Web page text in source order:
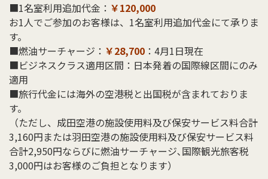
■1名室利用追加代金： ￥120,000
お1人でご参加のお客様は、1名室利用追加代金にて承りま
す。
■燃油サーチャージ： ￥28,700 ：4月1日現在
■ビジネスクラス適用区間：日本発着の国際線区間にのみ
適用
■旅行代金には海外の空港税と出国税が含まれておりま
す。
（ただし、成田空港の施設使用料及び保安サービス料合計
3,160円または羽田空港の施設使用料及び保安サービス料
合計2,950円ならびに燃油サーチャージ､国際観光旅客税
3,000円はお客様のご負担となります）